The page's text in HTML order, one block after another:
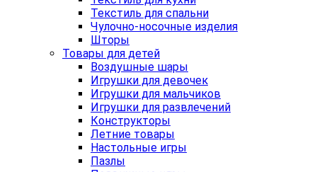
Текстиль для спальни
Чулочно-носочные изделия
Шторы
Товары для детей
Воздушные шары
Игрушки для девочек
Игрушки для мальчиков
Игрушки для развлечений
Конструкторы
Летние товары
Настольные игры
Пазлы